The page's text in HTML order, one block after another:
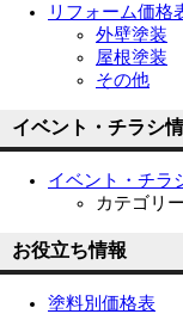
リフォーム価格
外壁塗装
屋根塗装
その他
イベント・チラシ
イベント・チラ
カテゴリ
お役立ち情報
塗料別価格表